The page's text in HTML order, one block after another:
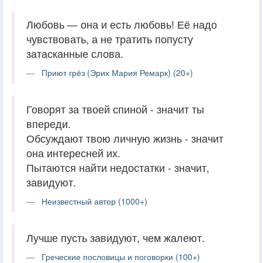
Любовь — она и есть любовь! Её надо
чувствовать, а не тратить попусту
затасканные слова.
Приют грёз (Эрих Мария Ремарк) (20+)
Говорят за твоей спиной - значит ты
впереди.
Обсуждают твою личную жизнь - значит
она интересней их.
Пытаются найти недостатки - значит,
завидуют.
Неизвестный автор (1000+)
Лучше пусть завидуют, чем жалеют.
Греческие пословицы и поговорки (100+)